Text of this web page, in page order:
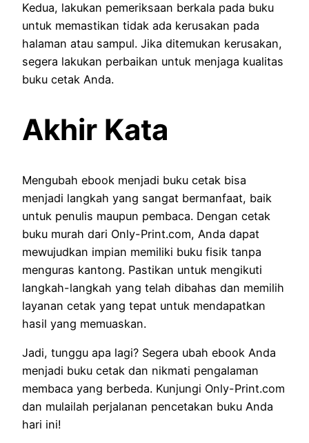
Kedua, lakukan pemeriksaan berkala pada buku
untuk memastikan tidak ada kerusakan pada
halaman atau sampul. Jika ditemukan kerusakan,
segera lakukan perbaikan untuk menjaga kualitas
buku cetak Anda.
Akhir Kata
Mengubah ebook menjadi buku cetak bisa
menjadi langkah yang sangat bermanfaat, baik
untuk penulis maupun pembaca. Dengan cetak
buku murah dari Only-Print.com, Anda dapat
mewujudkan impian memiliki buku fisik tanpa
menguras kantong. Pastikan untuk mengikuti
langkah-langkah yang telah dibahas dan memilih
layanan cetak yang tepat untuk mendapatkan
hasil yang memuaskan.
Jadi, tunggu apa lagi? Segera ubah ebook Anda
menjadi buku cetak dan nikmati pengalaman
membaca yang berbeda. Kunjungi Only-Print.com
dan mulailah perjalanan pencetakan buku Anda
hari ini!